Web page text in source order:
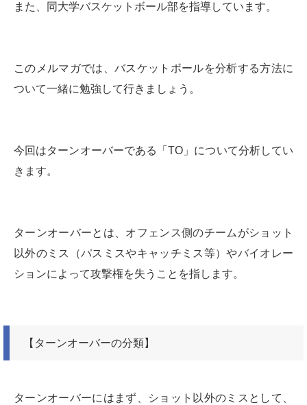
また、同大学バスケットボール部を指導しています。
このメルマガでは、バスケットボールを分析する方法に
ついて一緒に勉強して行きましょう。
今回はターンオーバーである「TO」について分析してい
きます。
ターンオーバーとは、オフェンス側のチームがショット
以外のミス（パスミスやキャッチミス等）やバイオレー
ションによって攻撃権を失うことを指します。
【ターンオーバーの分類】
ターンオーバーにはまず、ショット以外のミスとして、